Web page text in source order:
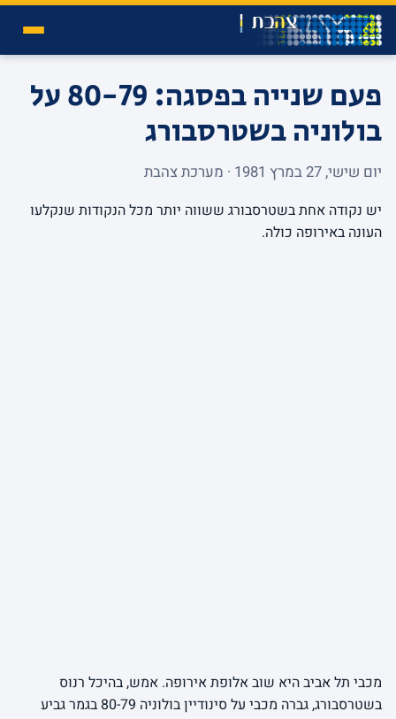
פעם שנייה בפסגה: 80-79 על
בולוניה בשטרסבורג
יום שישי, 27 במרץ 1981 · מערכת צהבת
יש נקודה אחת בשטרסבורג ששווה יותר מכל הנקודות שנקלעו
העונה באירופה כולה.
מכבי תל אביב היא שוב אלופת אירופה. אמש, בהיכל רנוס
בשטרסבורג, גברה מכבי על סינודיין בולוניה 80-79 בגמר גביע